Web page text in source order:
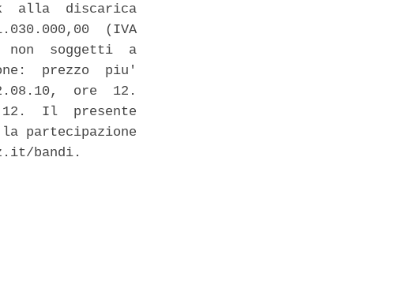
alla  discarica
(IVA
non  soggetti  a
prezzo  piu'
ore  12.
12.  Il  presente
partecipazione
bandi.